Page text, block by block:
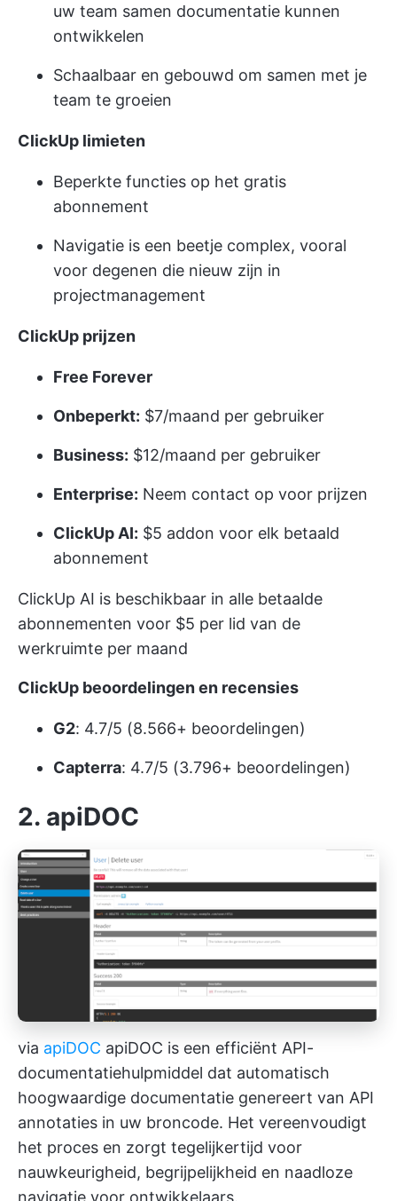
uw team samen documentatie kunnen
ontwikkelen
Schaalbaar en gebouwd om samen met je
team te groeien
ClickUp limieten
Beperkte functies op het gratis
abonnement
Navigatie is een beetje complex, vooral
voor degenen die nieuw zijn in
projectmanagement
ClickUp prijzen
Free Forever
Onbeperkt: $7/maand per gebruiker
Business: $12/maand per gebruiker
Enterprise: Neem contact op voor prijzen
ClickUp AI: $5 addon voor elk betaald
abonnement
ClickUp AI is beschikbaar in alle betaalde
abonnementen voor $5 per lid van de
werkruimte per maand
ClickUp beoordelingen en recensies
G2: 4.7/5 (8.566+ beoordelingen)
Capterra: 4.7/5 (3.796+ beoordelingen)
2. apiDOC
via apiDOC apiDOC is een efficiënt API-
documentatiehulpmiddel dat automatisch
hoogwaardige documentatie genereert van API
annotaties in uw broncode. Het vereenvoudigt
het proces en zorgt tegelijkertijd voor
nauwkeurigheid, begrijpelijkheid en naadloze
navigatie voor ontwikkelaars.